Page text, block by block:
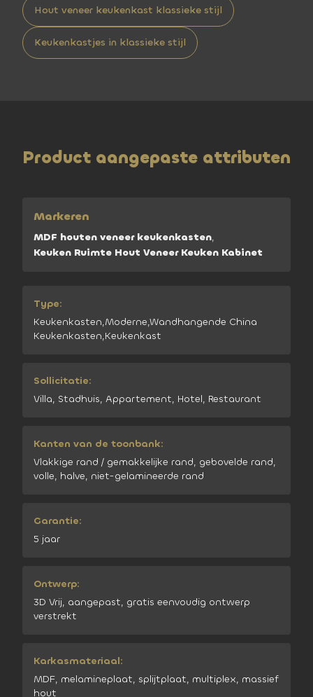
Hout veneer keukenkast klassieke stijl
Keukenkastjes in klassieke stijl
Product aangepaste attributen
Markeren
MDF houten veneer keukenkasten,
Keuken Ruimte Hout Veneer Keuken Kabinet
Type:
Keukenkasten,Moderne,Wandhangende China
Keukenkasten,Keukenkast
Sollicitatie:
Villa, Stadhuis, Appartement, Hotel, Restaurant
Kanten van de toonbank:
Vlakkige rand / gemakkelijke rand, gebovelde rand,
volle, halve, niet-gelamineerde rand
Garantie:
5 jaar
Ontwerp:
3D Vrij, aangepast, gratis eenvoudig ontwerp
verstrekt
Karkasmateriaal:
MDF, melamineplaat, splijtplaat, multiplex, massief
hout